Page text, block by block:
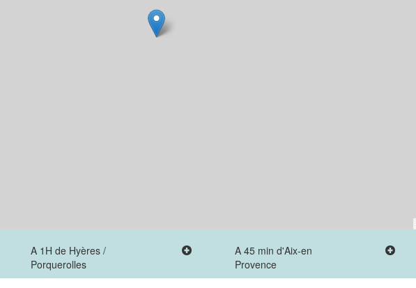
A 1H de Hyères /
Porquerolles
A 45 min d'Aix-en
Provence